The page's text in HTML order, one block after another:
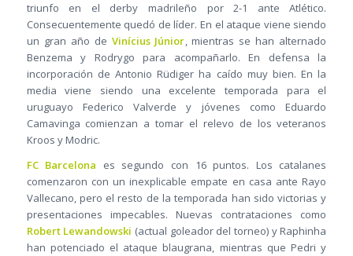
triunfo en el derby madrileño por 2-1 ante Atlético.
Consecuentemente quedó de líder. En el ataque viene siendo
un gran año de Vinícius Júnior, mientras se han alternado
Benzema y Rodrygo para acompañarlo. En defensa la
incorporación de Antonio Rüdiger ha caído muy bien. En la
media viene siendo una excelente temporada para el
uruguayo Federico Valverde y jóvenes como Eduardo
Camavinga comienzan a tomar el relevo de los veteranos
Kroos y Modric.
FC Barcelona es segundo con 16 puntos. Los catalanes
comenzaron con un inexplicable empate en casa ante Rayo
Vallecano, pero el resto de la temporada han sido victorias y
presentaciones impecables. Nuevas contrataciones como
Robert Lewandowski (actual goleador del torneo) y Raphinha
han potenciado el ataque blaugrana, mientras que Pedri y